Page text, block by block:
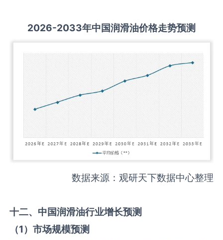
2026-2033年中国润滑油价格走势预测
数据来源：观研天下数据中心整理
十二、中国润滑油行业增长预测
（1）市场规模预测